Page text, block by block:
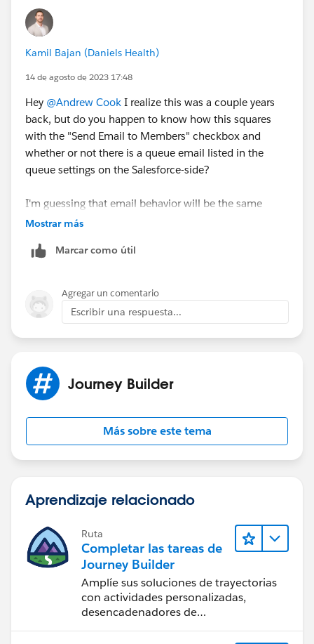
Kamil Bajan (Daniels Health)
14 de agosto de 2023 17:48
Hey @Andrew Cook I realize this was a couple years
back, but do you happen to know how this squares
with the "Send Email to Members" checkbox and
whether or not there is a queue email listed in the
queue settings on the Salesforce-side?
I'm guessing that email behavior will be the same
whether we're talking about email alerts from SF or
the queue settings just determine whether it will go to
Mostrar más
Marcar como útil
Agregar un comentario
Escribir una respuesta...
Journey Builder
Más sobre este tema
Aprendizaje relacionado
Ruta
Completar las tareas de
Journey Builder
Amplíe sus soluciones de trayectorias
con actividades personalizadas,
desencadenadores de